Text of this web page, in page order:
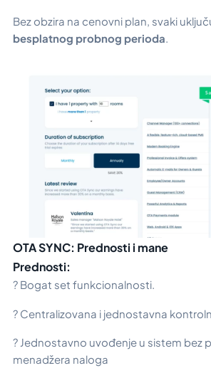
Bez obzira na cenovni plan, svaki
besplatnog probnog perioda.
OTA SYNC: Prednosti i mane
Prednosti:
? Bogat set funkcionalnosti.
? Centralizovana i jednostavna
? Jednostavno uvođenje u sistem bez
menadžera naloga